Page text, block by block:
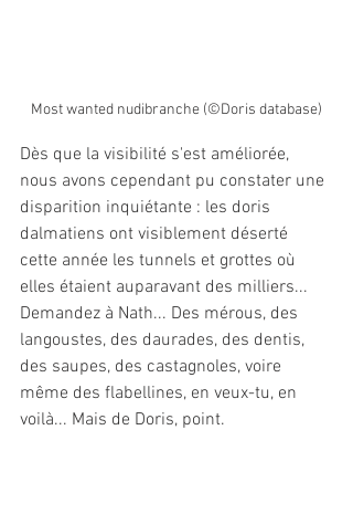
Most wanted nudibranche (©Doris database)
Dès que la visibilité s'est améliorée,
nous avons cependant pu constater une
disparition inquiétante : les doris
dalmatiens ont visiblement déserté
cette année les tunnels et grottes où
elles étaient auparavant des milliers...
Demandez à Nath... Des mérous, des
langoustes, des daurades, des dentis,
des saupes, des castagnoles, voire
même des flabellines, en veux-tu, en
voilà... Mais de Doris, point.